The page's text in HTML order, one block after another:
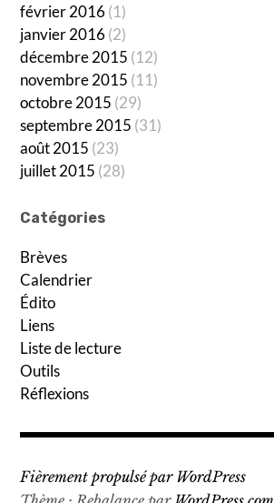
février 2016(1)
janvier 2016(2)
décembre 2015 (12)
novembre 2015 (11)
octobre 2015 (29)
septembre 2015 (31)
août 2015 (23)
juillet 2015 (28)
Catégories
Brèves
Calendrier
Édito
Liens
Liste de lecture
Outils
Réflexions
Fièrement propulsé par WordPress